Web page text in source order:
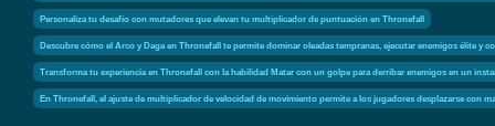
Personaliza tu desafío con mutadores que elevan tu multiplicador de puntuación en Thronefall
Descubre cómo el Arco y Daga en Thronefall te permite dominar oleadas tempranas, ejecutar enemigos élite y
Transforma tu experiencia en Thronefall con la habilidad Matar con un golpe para derribar enemigos en un
En Thronefall, el ajuste de multiplicador de velocidad de movimiento permite a los jugadores desplazarse con